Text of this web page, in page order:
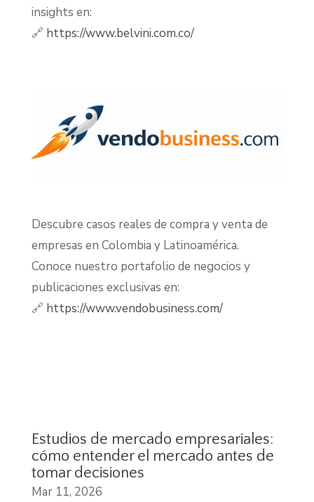
insights en:
🔗 https://www.belvini.com.co/
Descubre casos reales de compra y venta de
empresas en Colombia y Latinoamérica.
Conoce nuestro portafolio de negocios y
publicaciones exclusivas en:
🔗 https://www.vendobusiness.com/
Estudios de mercado empresariales:
cómo entender el mercado antes de
tomar decisiones
Mar 11, 2026